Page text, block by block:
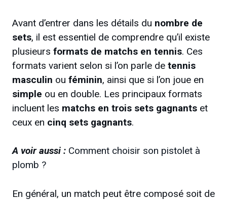
Avant d’entrer dans les détails du nombre de
sets, il est essentiel de comprendre qu’il existe
plusieurs formats de matchs en tennis. Ces
formats varient selon si l’on parle de tennis
masculin ou féminin, ainsi que si l’on joue en
simple ou en double. Les principaux formats
incluent les matchs en trois sets gagnants et
ceux en cinq sets gagnants.
A voir aussi : Comment choisir son pistolet à
plomb ?
En général, un match peut être composé soit de